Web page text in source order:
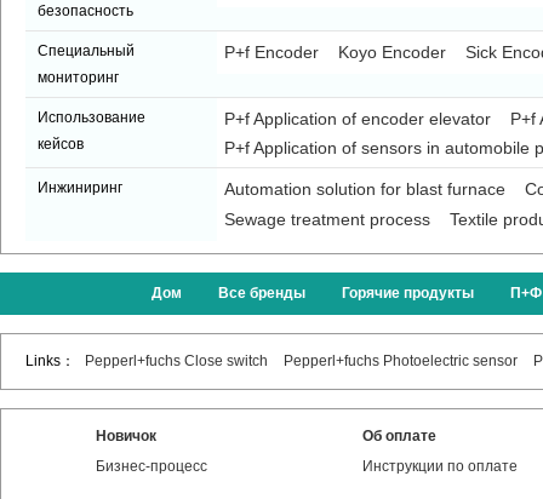
безопасность
Специальный
мониторинг
P+f Encoder Koyo Encoder Sick
Использование
кейсов
P+f Application of encoder elevator
P+f
P+f Application of sensors in automobile
Инжиниринг Automation solution for blast furnace
Sewage treatment process
Textile
Дом Все бренды Горячие продукты П+Ф
Links： Pepperl+fuchs Close switch Pepperl+fuchs Photoelectric sensor
Новичок
Бизнес-процесс
Об оплате
Инструкции по оплате